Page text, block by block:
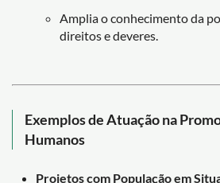
Amplia o conhecimento da
direitos e deveres.
Exemplos de Atuação na
Humanos
Projetos com População em